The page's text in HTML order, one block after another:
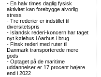
- En halv times daglig fysisk
aktivitet kan forebygge alvorlig
stress
- Tre rederier er indstillet til
diversitetspris
- Islandsk rederi-koncern har taget
nyt kølehus i Aarhus i brug
- Finsk rederi med ruter til
Danmark transporterede mere
gods
- Optaget på de maritime
uddannelser er 17 procent højere
end i 2022